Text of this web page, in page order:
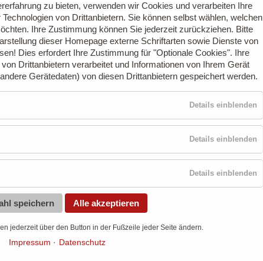
Stellplätze
das perfekte Angebot
zu bieten, verwenden wir Cookies und verarbeiten Ihre
von Drittanbietern. Sie können selbst wählen, welchen
Ihre Zustimmung können Sie jederzeit zurückziehen. Bitte
dieser Homepage externe Schriftarten sowie Dienste von
Dies erfordert Ihre Zustimmung für "Optionale Cookies". Ihre
Drittanbietern verarbeitet und Informationen von Ihrem Gerät
Gerätedaten) von diesen Drittanbietern gespeichert werden.
Details einblenden
Details einblenden
Details einblenden
speichern Alle akzeptieren
jederzeit über den Button in der Fußzeile jeder Seite ändern.
Impressum Datenschutz